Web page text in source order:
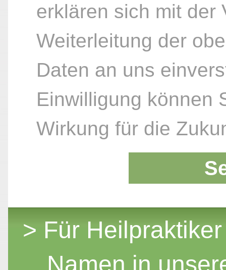
erklären sich mit der
Weiterleitung der
Daten an uns
Einwilligung können
Wirkung für die
> Für
Namen in